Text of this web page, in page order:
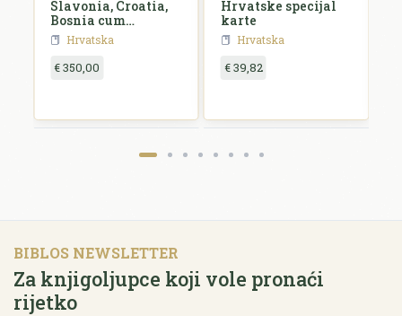
Slavonia, Croatia,
Bosnia cum
Dalmatiae parte
Hrvatska
€ 350,00
Hrvatske specijal
karte
Hrvatska
€ 39,82
BIBLOS NEWSLETTER
Za knjigoljupce koji vole pronaći
rijetko